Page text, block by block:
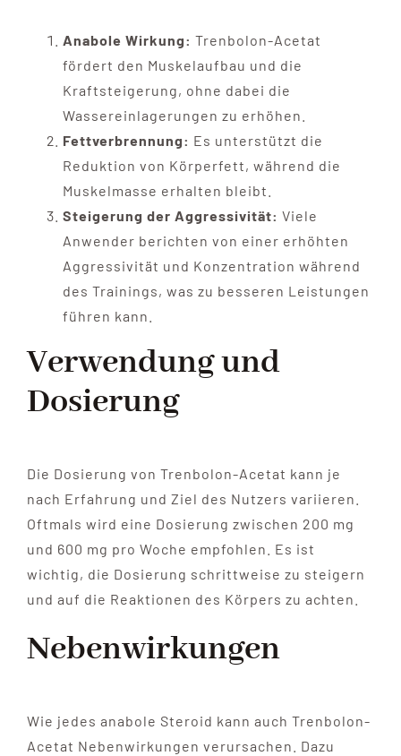
Anabole Wirkung: Trenbolon-Acetat
fördert den Muskelaufbau und die
Kraftsteigerung, ohne dabei die
Wassereinlagerungen zu erhöhen.
Fettverbrennung: Es unterstützt die
Reduktion von Körperfett, während die
Muskelmasse erhalten bleibt.
Steigerung der Aggressivität: Viele
Anwender berichten von einer erhöhten
Aggressivität und Konzentration während
des Trainings, was zu besseren Leistungen
führen kann.
Verwendung und
Dosierung
Die Dosierung von Trenbolon-Acetat kann je
nach Erfahrung und Ziel des Nutzers variieren.
Oftmals wird eine Dosierung zwischen 200 mg
und 600 mg pro Woche empfohlen. Es ist
wichtig, die Dosierung schrittweise zu steigern
und auf die Reaktionen des Körpers zu achten.
Nebenwirkungen
Wie jedes anabole Steroid kann auch Trenbolon-
Acetat Nebenwirkungen verursachen. Dazu